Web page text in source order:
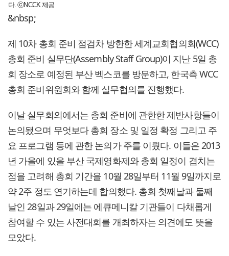
다. ⓒNCCK 제공
&nbsp;
제 10차 총회 준비 점검차 방한한 세계교회협의회(WCC)
총회 준비 실무단(Assembly Staff Group)이 지난 5일 총
회 장소로 예정된 부산 벡스코를 방문하고, 한국측 WCC
총회 준비위원회와 함께 실무협의를 진행했다.
이날 실무회의에서는 총회 준비에 관한한 제반사항들이
논의됐으며 무엇보다 총회 장소 및 일정 확정 그리고 주
요 프로그램 등에 관한 논의가 주를 이뤘다. 이들은 2013
년 가을에 있을 부산 국제영화제와 총회 일정이 겹치는
점을 고려해 총회 기간을 10월 28일부터 11월 9일까지로
약 2주 정도 연기하는데 합의했다. 총회 첫째날과 둘째
날인 28일과 29일에는 에큐메니칼 기관들이 다채롭게
참여할 수 있는 사전대회를 개최하자는 의견에도 뜻을
모았다.